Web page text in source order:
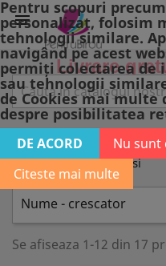

Livrare
BURETI, LAVETE
Bureti, lavete si manusi
Nume - crescator
Se afiseaza 1-12 din 17
Pentru scopuri
personalizat, folosim
tehnologii similare.
navigând pe acest
permiți colectarea
sau tehnologii
de Cookies mai multe
despre posibilitatea
DE ACORD
Nu sunt
Citeste mai multe